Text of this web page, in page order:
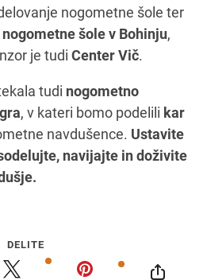
nogometne šole ter
šole v Bohinju,
je tudi Center Vič.
tudi nogometno
, v kateri bomo podelili kar
navdušence. Ustavite
navijajte in doživite
DELITE